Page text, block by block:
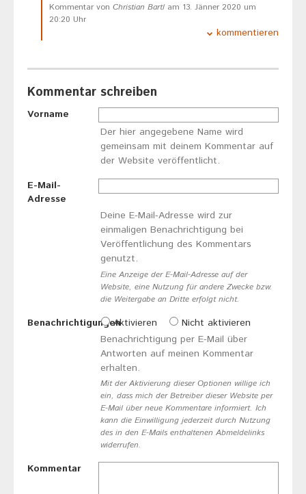
Kommentar von Christian Bartl am 13. Jänner 2020 um
20:20 Uhr
kommentieren
Kommentar schreiben
Vorname
Der hier angegebene Name wird
gemeinsam mit deinem Kommentar auf
der Website veröffentlicht.
E-Mail-
Adresse
Deine E-Mail-Adresse wird zur
einmaligen Benachrichtigung bei
Veröffentlichung des Kommentars
genutzt.
Eine Anzeige der E-Mail-Adresse auf der
Website, eine Nutzung für andere Zwecke bzw.
die Weitergabe an Dritte erfolgt nicht.
BenachrichtigungenAktivieren
Nicht aktivieren
Benachrichtigung per E-Mail über
Antworten auf meinen Kommentar
erhalten.
Mit der Aktivierung dieser Optionen willige ich
ein, dass mich der Betreiber dieser Website per
E-Mail über neue Kommentare informiert. Ich
kann die Einwilligung jederzeit durch Nutzung
des in den E-Mails enthaltenen Abmeldelinks
widerrufen.
Kommentar